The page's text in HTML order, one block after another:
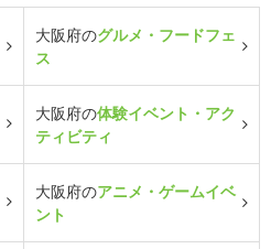
大阪府のグルメ・フードフェ
ス
大阪府の体験イベント・アク
ティビティ
大阪府のアニメ・ゲームイベ
ント